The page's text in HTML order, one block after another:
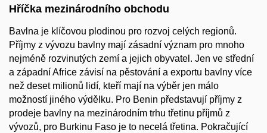
Hříčka mezinárodního obchodu
Bavlna je klíčovou plodinou pro rozvoj celých regionů.
Příjmy z vývozu bavlny mají zásadní význam pro mnoho
nejméně rozvinutých zemí a jejich obyvatel. Jen ve střední
a západní Africe závisí na pěstování a exportu bavlny více
než deset milionů lidí, kteří mají na výběr jen málo
možností jiného výdělku. Pro Benin představují příjmy z
prodeje bavlny na mezinárodním trhu třetinu příjmů z
vývozů, pro Burkinu Faso je to necelá třetina. Pokračující